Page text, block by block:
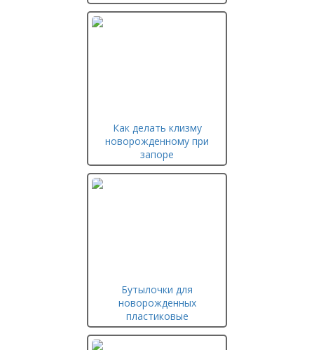
Как делать клизму
новорожденному при
запоре
Бутылочки для
новорожденных
пластиковые